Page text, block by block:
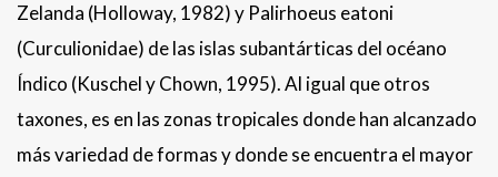
Zelanda (Holloway, 1982) y Palirhoeus eatoni
(Curculionidae) de las islas subantárticas del océano
Índico (Kuschel y Chown, 1995). Al igual que otros
taxones, es en las zonas tropicales donde han alcanzado
más variedad de formas y donde se encuentra el mayor